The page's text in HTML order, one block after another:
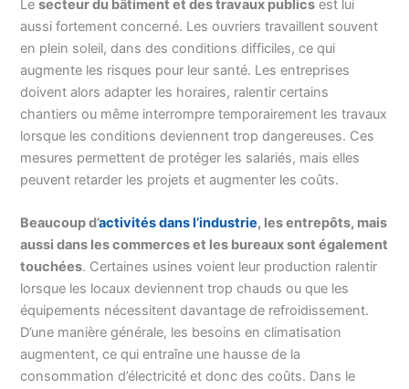
Lesecteur du bâtiment et des travaux publics est lui
aussi fortement concerné. Les ouvriers travaillent souvent
en plein soleil, dans des conditions difficiles, ce qui
augmente les risques pour leur santé. Les entreprises
doivent alors adapter les horaires, ralentir certains
chantiers ou même interrompre temporairement les travaux
lorsque les conditions deviennent trop dangereuses. Ces
mesures permettent de protéger les salariés, mais elles
peuvent retarder les projets et augmenter les coûts.
Beaucoup d’activités dans l’industrie, les entrepôts, mais
aussi dans les commerces et les bureaux sont également
touchées. Certaines usines voient leur production ralentir
lorsque les locaux deviennent trop chauds ou que les
équipements nécessitent davantage de refroidissement.
D’une manière générale, les besoins en climatisation
augmentent, ce qui entraîne une hausse de la
consommation d’électricité et donc des coûts. Dans le